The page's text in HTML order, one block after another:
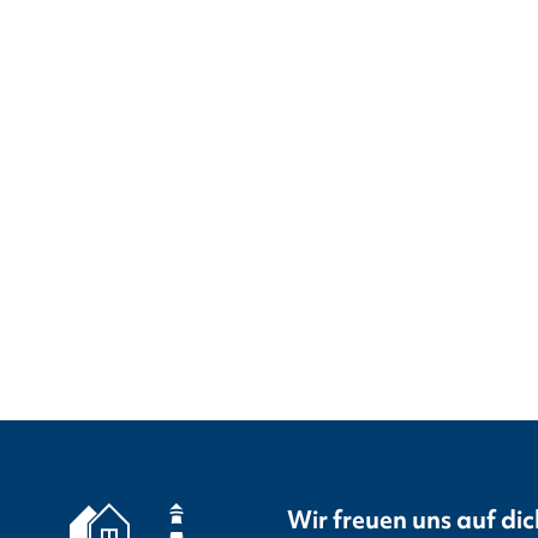
Wir freuen uns auf